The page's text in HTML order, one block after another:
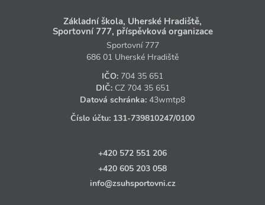
Základní škola, Uherské Hradiště,
Sportovní 777, příspěvková organizace
Sportovní 777
686 01 Uherské Hradiště
IČO: 704 35 651
DIČ: CZ 704 35 651
Datová schránka: 43wmtp8
Číslo účtu: 131‑739810247/0100
+420 572 551 206
+420 605 203 058
info@zsuhsportovni.cz